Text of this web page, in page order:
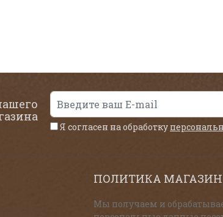
Я согласен на обработку
ПОЛИТИКА
Мы получаем и